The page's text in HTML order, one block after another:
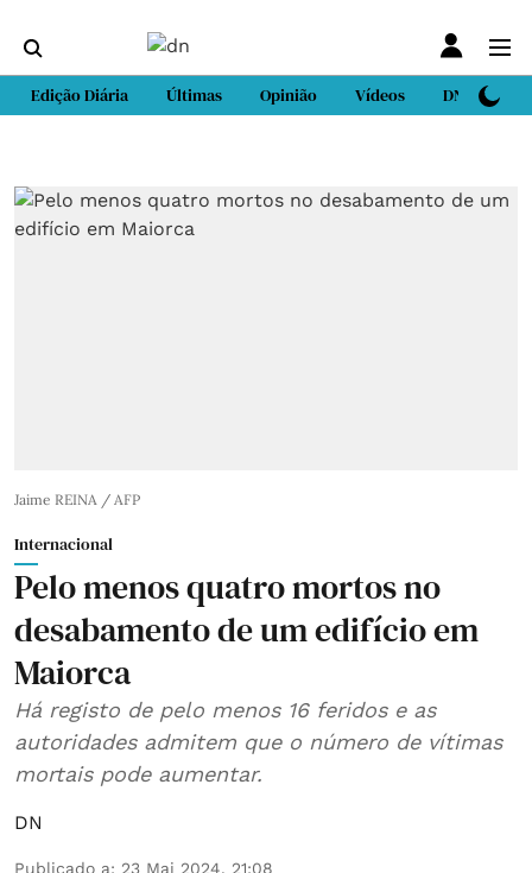
Edição Diária Últimas Opinião Vídeos DN Sport
Jaime REINA / AFP
Internacional
Pelo menos quatro mortos no
desabamento de um edifício em
Maiorca
Há registo de pelo menos 16 feridos e as
autoridades admitem que o número de vítimas
mortais pode aumentar.
DN
Publicado a: 23 Mai 2024, 21:08